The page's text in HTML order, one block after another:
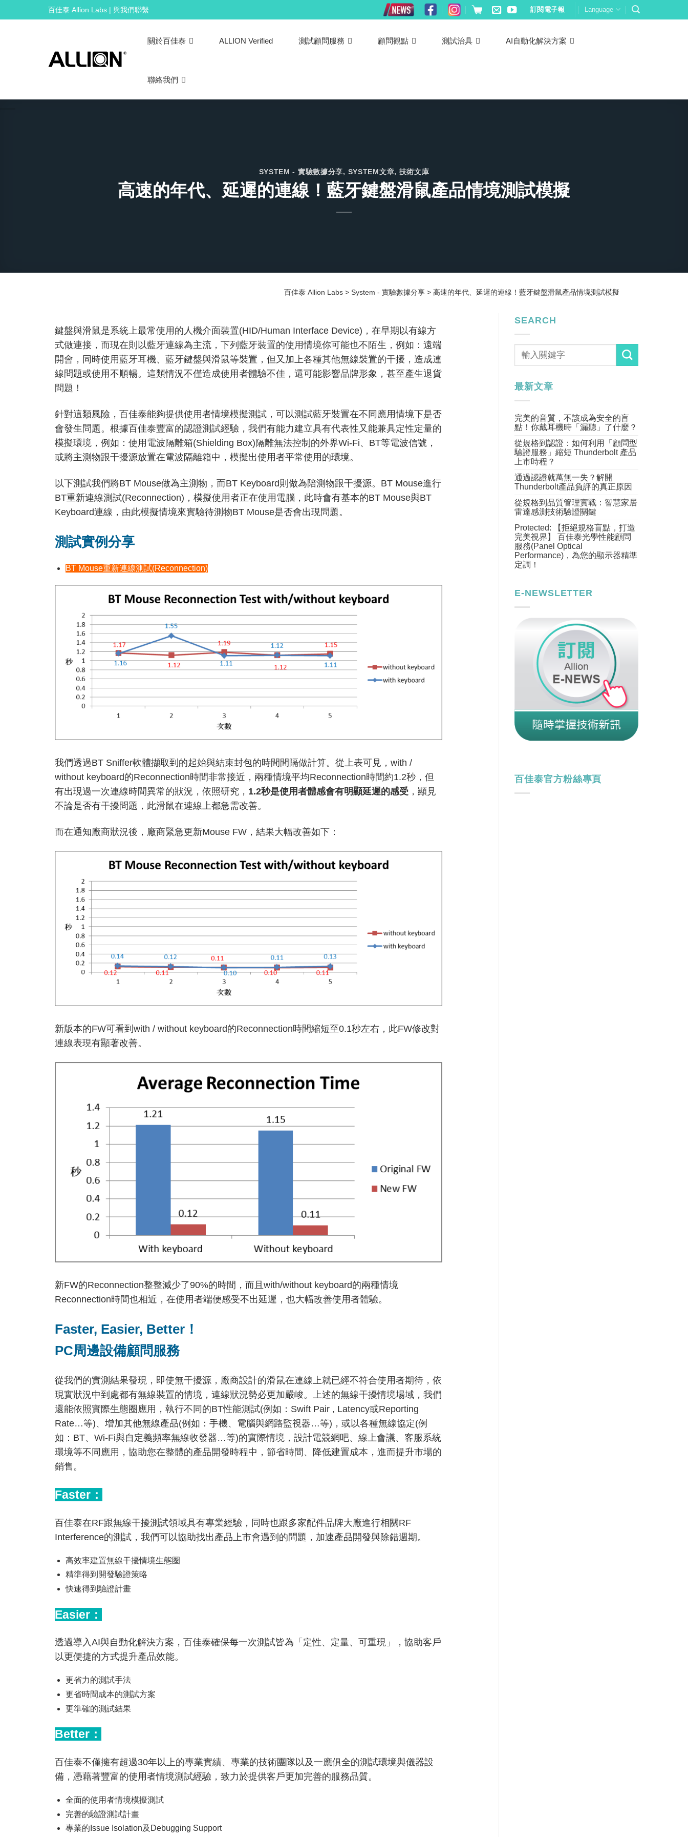
to
百佳泰 Allion Labs | 與我們聯繫 訂閱電子報 Language
關於百佳泰 ALLION Verified 測試顧問服務 顧問觀點 測試治具 AI自動化解決方案
聯絡我們
SYSTEM - 實驗數據分享, SYSTEM文章, 技術文庫
高速的年代、延遲的連線！藍牙鍵盤滑鼠產品情境測試模擬
百佳泰 Allion Labs> System - 實驗數據分享> 高速的年代、延遲的連線！藍牙鍵盤滑鼠產品情境測試模擬
鍵盤與滑鼠是系統上最常使用的人機介面裝置(HID/Human Interface Device)，在早期以有線方
式做連接，而現在則以藍牙連線為主流，下列藍牙裝置的使用情境你可能也不陌生，例如：遠端
開會，同時使用藍牙耳機、藍牙鍵盤與滑鼠等裝置，但又加上各種其他無線裝置的干擾，造成連
線問題或使用不順暢。這類情況不僅造成使用者體驗不佳，還可能影響品牌形象，甚至產生退貨
問題！
針對這類風險，百佳泰能夠提供使用者情境模擬測試，可以測試藍牙裝置在不同應用情境下是否
會發生問題。根據百佳泰豐富的認證測試經驗，我們有能力建立具有代表性又能兼具定性定量的
模擬環境，例如：使用電波隔離箱(Shielding Box)隔離無法控制的外界Wi-Fi、BT等電波信號，
或將主測物跟干擾源放置在電波隔離箱中，模擬出使用者平常使用的環境。
以下測試我們將BT Mouse做為主測物，而BT Keyboard則做為陪測物跟干擾源。BT Mouse進行
BT重新連線測試(Reconnection)，模擬使用者正在使用電腦，此時會有基本的BT Mouse與BT
Keyboard連線，由此模擬情境來實驗待測物BT Mouse是否會出現問題。
測試實例分享
BT Mouse重新連線測試(Reconnection)
我們透過BT Sniffer軟體擷取到的起始與結束封包的時間間隔做計算。從上表可見，with /
without keyboard的Reconnection時間非常接近，兩種情境平均Reconnection時間約1.2秒，但
有出現過一次連線時間異常的狀況，依照研究， 1.2秒是使用者體感會有明顯延遲的感受 ，顯見
不論是否有干擾問題，此滑鼠在連線上都急需改善。
而在通知廠商狀況後，廠商緊急更新Mouse FW，結果大幅改善如下：
新版本的FW可看到with / without keyboard的Reconnection時間縮短至0.1秒左右，此FW修改對
連線表現有顯著改善。
新FW的Reconnection整整減少了90%的時間，而且with/without keyboard的兩種情境
Reconnection時間也相近，在使用者端便感受不出延遲，也大幅改善使用者體驗。
Faster, Easier, Better ！
PC周邊設備顧問服務
從我們的實測結果發現，即使無干擾源，廠商設計的滑鼠在連線上就已經不符合使用者期待，依
現實狀況中到處都有無線裝置的情境，連線狀況勢必更加嚴峻。上述的無線干擾情境場域，我們
還能依照實際生態圈應用，執行不同的BT性能測試(例如：Swift Pair , Latency或Reporting
Rate…等)、增加其他無線產品(例如：手機、電腦與網路監視器…等)，或以各種無線協定(例
如：BT、Wi-Fi與自定義頻率無線收發器…等)的實際情境，設計電競網吧、線上會議、客服系統
環境等不同應用，協助您在整體的產品開發時程中，節省時間、降低建置成本，進而提升市場的
銷售。
Faster：
百佳泰在RF跟無線干擾測試領域具有專業經驗，同時也跟多家配件品牌大廠進行相關RF
Interference的測試，我們可以協助找出產品上市會遇到的問題，加速產品開發與除錯週期。
高效率建置無線干擾情境生態圈
精準得到開發驗證策略
快速得到驗證計畫
Easier：
透過導入AI與自動化解決方案，百佳泰確保每一次測試皆為「定性、定量、可重現」，協助客戶
以更便捷的方式提升產品效能。
更省力的測試手法
更省時間成本的測試方案
更準確的測試結果
Better：
百佳泰不僅擁有超過30年以上的專業實績、專業的技術團隊以及一應俱全的測試環境與儀器設
備，憑藉著豐富的使用者情境測試經驗，致力於提供客戶更加完善的服務品質。
全面的使用者情境模擬測試
完善的驗證測試計畫
專業的Issue Isolation及Debugging Support
SEARCH
最新文章
完美的音質，不該成為安全的盲
點！你戴耳機時「漏聽」了什麼？
從規格到認證：如何利用「顧問型
驗證服務」縮短 Thunderbolt 產品
上市時程？
通過認證就萬無一失？解開
Thunderbolt產品負評的真正原因
從規格到品質管理實戰：智慧家居
雷達感測技術驗證關鍵
Protected: 【拒絕規格盲點，打造
完美視界】 百佳泰光學性能顧問
服務(Panel Optical
Performance)，為您的顯示器精準
定調！
E-NEWSLETTER
百佳泰官方粉絲專頁